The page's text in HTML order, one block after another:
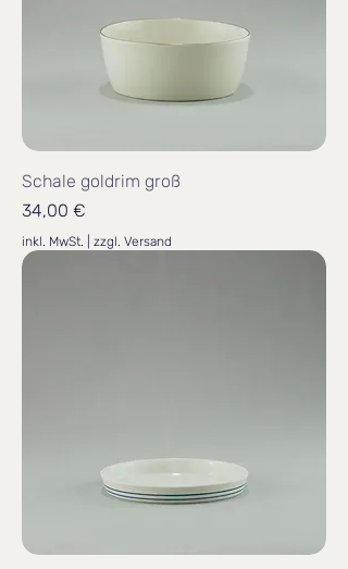
Schale goldrim groß
Preis
34,00 €
inkl. MwSt. zzgl. Versand